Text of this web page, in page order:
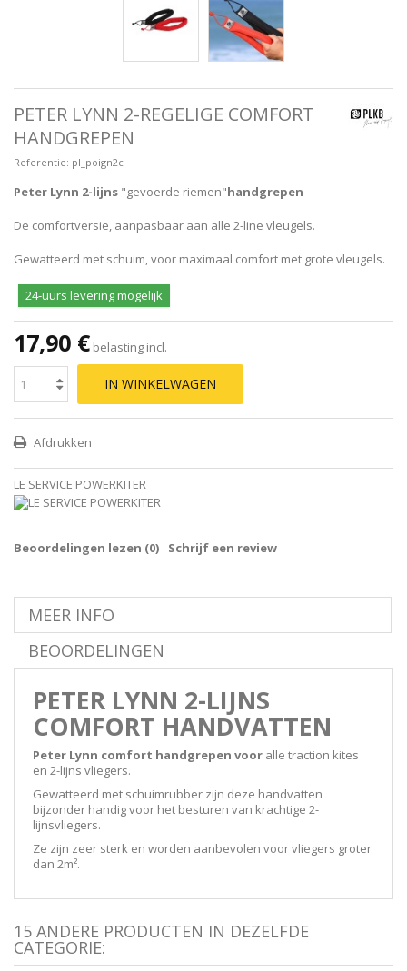
PETER LYNN 2-REGELIGE COMFORT
HANDGREPEN
Referentie: pl_poign2c
Peter Lynn 2-lijns "gevoerde riemen"handgrepen
De comfortversie, aanpasbaar aan alle 2-line vleugels.
Gewatteerd met schuim, voor maximaal comfort met grote vleugels.
24-uurs levering mogelijk
17,90 € belasting incl.
IN WINKELWAGEN
Afdrukken
LE SERVICE POWERKITER
Beoordelingen lezen (0) Schrijf een review
MEER INFO
BEOORDELINGEN
PETER LYNN 2-LIJNS
COMFORT HANDVATTEN
Peter Lynn comfort handgrepen voor alle traction kites
en 2-lijns vliegers.
Gewatteerd met schuimrubber zijn deze handvatten
bijzonder handig voor het besturen van krachtige 2-
lijnsvliegers.
Ze zijn zeer sterk en worden aanbevolen voor vliegers groter
dan 2m².
15 ANDERE PRODUCTEN IN DEZELFDE
CATEGORIE: